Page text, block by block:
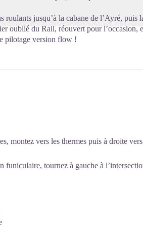
roulants jusqu’à la cabane de l’Ayré, puis
oublié du Rail, réouvert pour l’occasion,
pilotage version flow !
montez vers les thermes puis à droite
funiculaire, tournez à gauche à